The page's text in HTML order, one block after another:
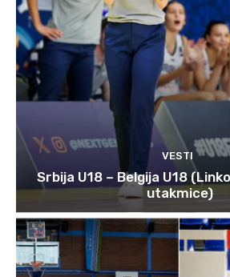
VESTI
Srbija U18 – Belgija U18
utakmice)